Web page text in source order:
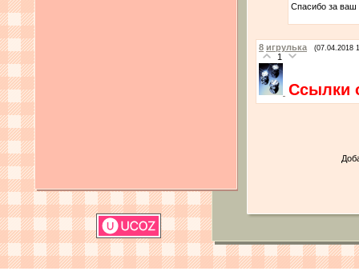
Спасибо за ваш
8 игрулька (07.04.2018
1
Ссылки